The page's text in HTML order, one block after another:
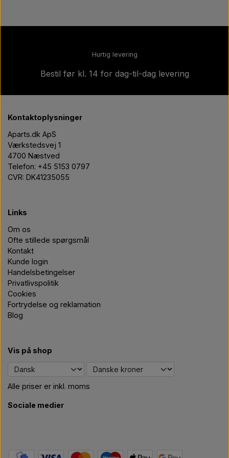
Hurtig levering
Bestil før kl. 14 for dag-til-dag levering
Kontaktoplysninger
Aparts.dk ApS
Værkstedsvej 1
4700 Næstved
Telefon: +45 5153 0797
CVR: DK41235055
Links
Om os
Ofte stillede spørgsmål
Kontakt
Kunde login
Handelsbetingelser
Privatlivspolitik
Cookies
Fortrydelse og reklamation
Blog
Vis på shop
Alle priser er inkl. moms
Sociale medier